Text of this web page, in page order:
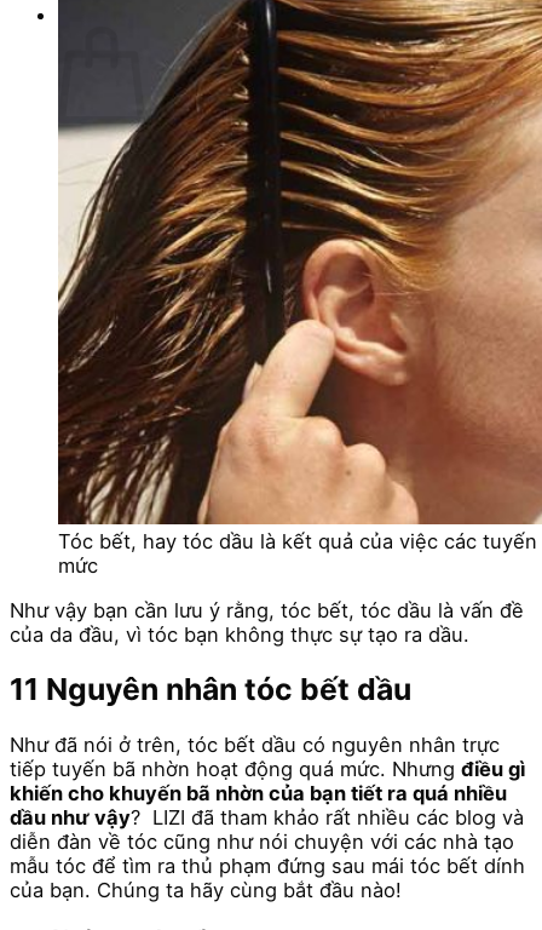
Chưa có sản phẩm trong giỏ hàng.
Quay trở lại cửa hàng
Tóc bết, hay tóc dầu là kết quả của việc các
mức
Như vậy bạn cần lưu ý rằng, tóc bết, tóc dầu là vấn đề
của da đầu, vì tóc bạn không thực sự tạo ra dầu.
11 Nguyên nhân tóc bết dầu
Như đã nói ở trên, tóc bết dầu có nguyên nhân trực
tiếp tuyến bã nhờn hoạt động quá mức. Nhưng điều gì
khiến cho khuyến bã nhờn của bạn tiết ra quá nhiều
dầu như vậy? LIZI đã tham khảo rất nhiều các blog và
diễn đàn về tóc cũng như nói chuyện với các nhà tạo
mẫu tóc để tìm ra thủ phạm đứng sau mái tóc bết dính
của bạn. Chúng ta hãy cùng bắt đầu nào!